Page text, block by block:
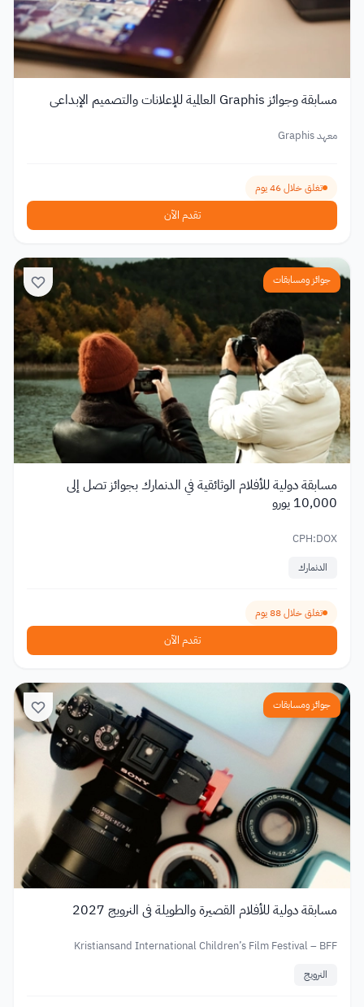
مسابقة وجوائز Graphis العالمية للإعلانات والتصميم الإبداعي
معهد Graphis
تغلق خلال 46 يوم
تقدم الآن
جوائز ومسابقات
مسابقة دولية للأفلام الوثائقية في الدنمارك بجوائز تصل إلى
10,000 يورو
CPH:DOX
الدنمارك
تغلق خلال 88 يوم
تقدم الآن
جوائز ومسابقات
مسابقة دولية للأفلام القصيرة والطويلة في النرويج 2027
Kristiansand International Children’s Film Festival – BFF
النرويج